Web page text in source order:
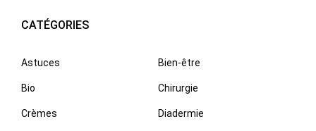
CATÉGORIES
Astuces Bien-être
Bio Chirurgie
Crèmes Diadermie